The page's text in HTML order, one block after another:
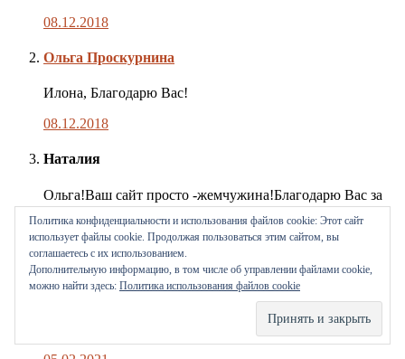
08.12.2018
Комментарий
публикации
Ольга Проскурнина
Илона, Благодарю Вас!
08.12.2018
Наталия
Ольга!Ваш сайт просто -жемчужина!Благодарю Вас за
ваш труд!!!
05.02.2021
Комментарий
автора
Ольга Проскурнина
Наталия, благодарю за добрые слова! Мне очень
Политика конфиденциальности и использования файлов сookie: Этот сайт
использует файлы cookie. Продолжая пользоваться этим сайтом, вы
соглашаетесь с их использованием.
Дополнительную информацию, в том числе об управлении файлами cookie,
можно найти здесь: Политика использования файлов cookie